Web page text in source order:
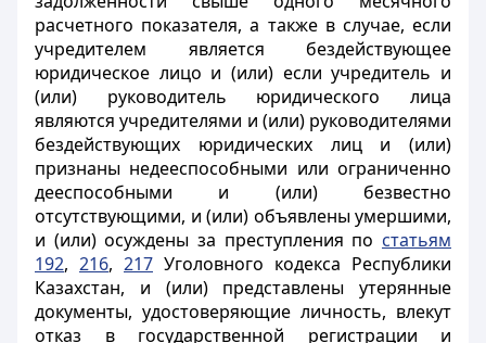
расчетного показателя,а также в случае, если
учредителем является бездействующее
юридическое лицо и (или) если учредитель и
(или) руководитель юридического лица
являются учредителями и (или) руководителями
бездействующих юридических лиц и (или)
признаны недееспособными или ограниченно
дееспособными и (или) безвестно
отсутствующими, и (или) объявлены умершими,
и (или) осуждены за преступления по статьям
192, 216, 217 Уголовного кодекса Республики
Казахстан, и (или) представлены утерянные
документы, удостоверяющие личность, влекут
отказ в государственной регистрации и